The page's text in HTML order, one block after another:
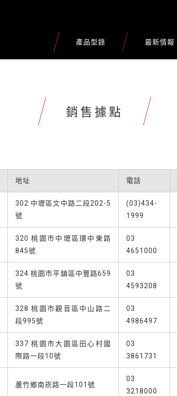
產品型錄 最新情報
銷售據點
地址 電話
302 中壢區文中路二段202-5
號
(03)434-
1999
320 桃園市中壢區環中東路
845號
03
4651000
324 桃園市平鎮區中豐路659
號
03
4593208
328 桃園市觀音區中山路二
段995號
03
4986497
337 桃園市大園區田心村國
際路一段10號
03
3861731
蘆竹鄉南崁路一段101號
03
3218000